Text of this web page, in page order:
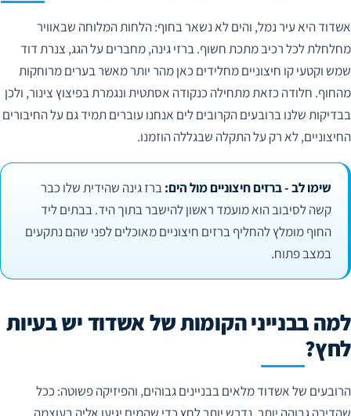
אשדוד היא עיר נמל, והים לא נשאר בחוף: הלחות המלוחה שבאוויר
מחלחלת לכל רכיב מתכת חשוף. ברזי גינה, מחברים על הגג, צנרת דוד
שמש וקטעי קו חיצוניים מחלידים כאן מהר יותר מאשר בערים מרוחקות
מהחוף. חלודה כזאת מתחילה כנקודה אסתטית ונגמרת בפיצוץ צינור, ולכן
בבדיקות שלנו ברובעים הקרובים לים אנחנו עוברים תמיד גם על החיבורים
החיצוניים, לא רק על התקלה שבגללה הוזמנו.
שימו לב - ברזים חיצוניים מול הים:ברז גינה שהידית שלו כבר
קשה לסיבוב הוא מועמד ראשון להישבר בתוך היד. בבתים ליד
החוף מומלץ להחליף ברזים חיצוניים מאוכלים לפני שהם נתקעים
במצב פתוח.
למה בבנייני הקומות של אשדוד יש בעיות
לחץ?
הרובעים של אשדוד מלאים בבניינים גבוהים, והפיזיקה פשוטה: ככל